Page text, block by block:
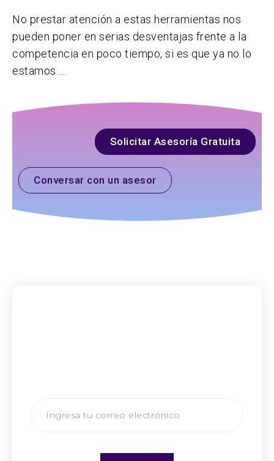
No prestar atención a estas herramientas nos
pueden poner en serias desventajas frente a la
competencia en poco tiempo, si es que ya no lo
estamos….
Solicitar Asesoría Gratuita
Conversar con un asesor